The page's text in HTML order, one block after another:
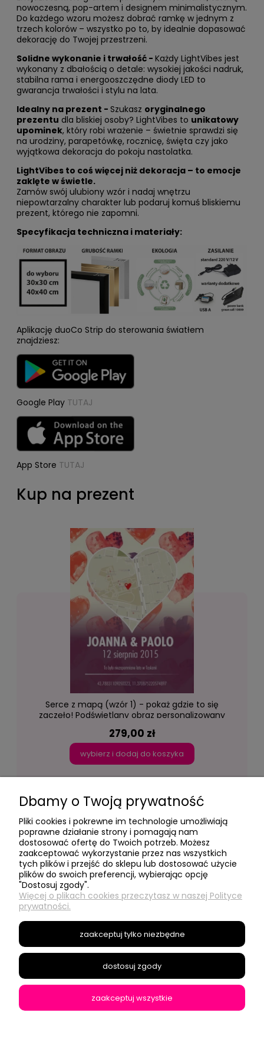
nowoczesną, pop-artem i designem minimalistycznym.
Do każdego wzoru możesz dobrać ramkę w jednym z
trzech kolorów – wszystko po to, by idealnie dopasować
dekorację do Twojej przestrzeni.
Solidne wykonanie i trwałość - Każdy LightVibes jest
wykonany z dbałością o detale: wysokiej jakości nadruk,
stabilna rama i energooszczędne diody LED to
gwarancja trwałości i stylu na lata.
Idealny na prezent - Szukasz oryginalnego
prezentu dla bliskiej osoby? LightVibes to unikatowy
upominek, który robi wrażenie – świetnie sprawdzi się
na urodziny, parapetówkę, rocznicę, święta czy jako
wyjątkowa dekoracja do pokoju nastolatka.
LightVibes to coś więcej niż dekoracja – to emocje
zaklęte w świetle.
Zamów swój ulubiony wzór i nadaj wnętrzu
niepowtarzalny charakter lub podaruj komuś bliskiemu
prezent, którego nie zapomni.
Specyfikacja techniczna i materiały:
Aplikację duoCo Strip do sterowania światłem
znajdziesz:
Google Play TUTAJ
App Store TUTAJ
Kup na prezent
Serce z mapą (wzór 1) - pokaż gdzie to się
zaczęło! Podświetlany obraz personalizowany
279,00 zł
wybierz i dodaj do koszyka
- Moje konto -
- Informacje -
- O nas -
Modyfikacje sklepów Shoper
Dbamy o Twoją prywatność
Pliki cookies i pokrewne im technologie umożliwiają
poprawne działanie strony i pomagają nam
dostosować ofertę do Twoich potrzeb. Możesz
zaakceptować wykorzystanie przez nas wszystkich
tych plików i przejść do sklepu lub dostosować użycie
plików do swoich preferencji, wybierając opcję
"Dostosuj zgody".
Więcej o plikach cookies przeczytasz w naszej Polityce
prywatności.
zaakceptuj tylko niezbędne
dostosuj zgody
zaakceptuj wszystkie